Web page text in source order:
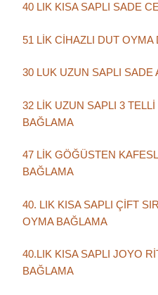
40 LIK KISA SAPLI SADE
51 LİK CİHAZLI DUT OYMA
30 LUK UZUN SAPLI
32 LİK UZUN SAPLI 3
BAĞLAMA
47 LİK GÖĞÜSTEN
BAĞLAMA
40. LIK KISA SAPLI ÇİFT
OYMA BAĞLAMA
40.LIK KISA SAPLI JOYO
BAĞLAMA